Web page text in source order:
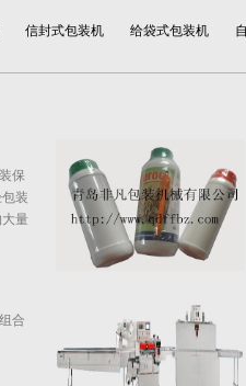
信封式包装机 给袋式包装机
保
装
量
合